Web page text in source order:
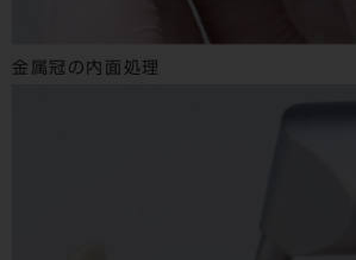
金属冠の内面処理